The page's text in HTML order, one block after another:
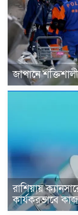
জাপানে
রাশিয়ায়
কার্যকরভাবে